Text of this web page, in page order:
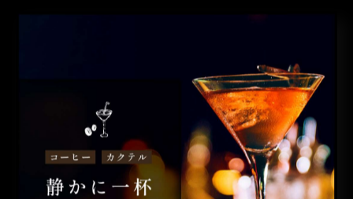
CATEGORIES
全てのカテゴリー
カクテル
昼飲み